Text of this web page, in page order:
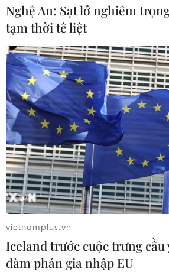
Nghệ An: Sạt lở nghiêm
tạm thời tê liệt
vietnamplus.vn
Iceland trước cuộc trưng cầu
đàm phán gia nhập EU